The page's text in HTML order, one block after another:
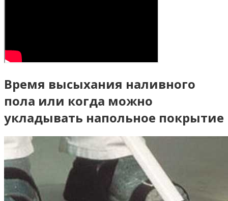
Время высыхания наливного
пола или когда можно
укладывать напольное покрытие